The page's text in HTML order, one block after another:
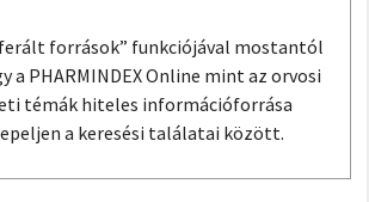
források” funkciójával mostantól
a PHARMINDEX Online mint az orvosi
témák hiteles információforrása
a keresési találatai között.